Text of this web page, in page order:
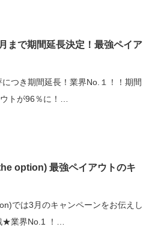
まで期間延長決定！最強ペイア
つき期間延長！業界No.１！！期間
トが96％に！…
option) 最強ペイアウトのキ
では3月のキャンペーンをお伝えし
★業界No.1 ！…